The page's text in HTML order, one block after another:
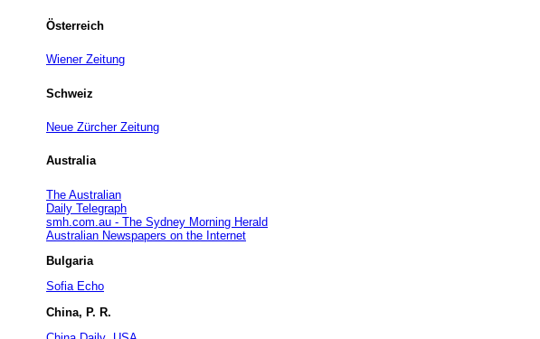
Österreich
Wiener Zeitung
Schweiz
Neue Zürcher Zeitung
Australia
The Australian
Daily Telegraph
smh.com.au - The Sydney Morning Herald
Australian Newspapers on the Internet
Bulgaria
Sofia Echo
China, P. R.